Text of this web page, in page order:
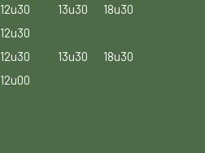
12u30 13u30
18u30
12u30
12u30 13u30
18u30
12u00